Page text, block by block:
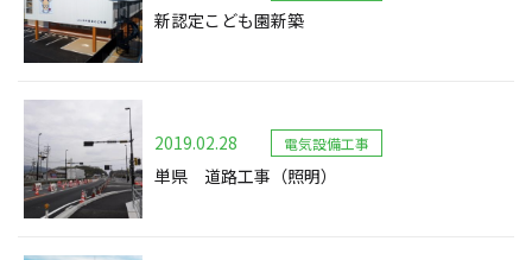
新認定こども園新築
2019.02.28 電気設備工事
単県 道路工事（照明）